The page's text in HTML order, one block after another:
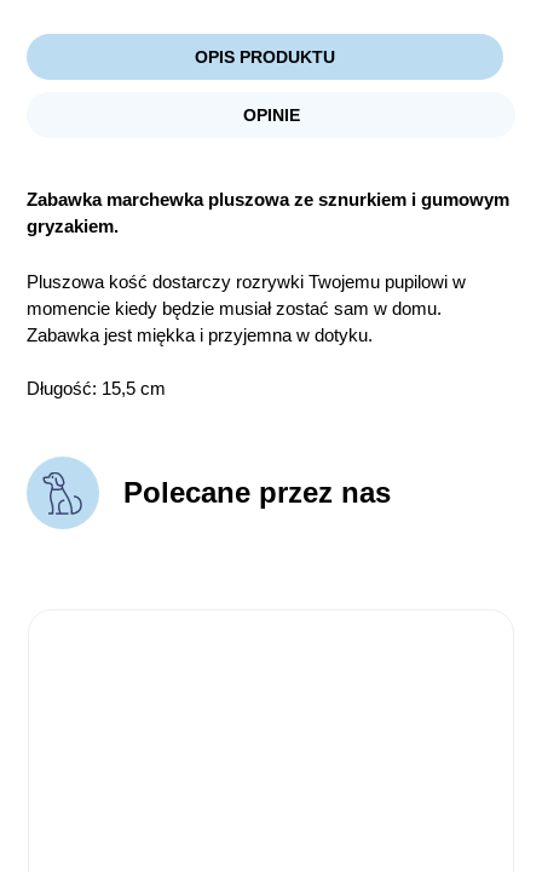
OPIS PRODUKTU
OPINIE
Zabawka marchewka pluszowa ze sznurkiem i gumowym
gryzakiem.
Pluszowa kość dostarczy rozrywki Twojemu pupilowi w
momencie kiedy będzie musiał zostać sam w domu.
Zabawka jest miękka i przyjemna w dotyku.
Długość: 15,5 cm
Polecane przez nas